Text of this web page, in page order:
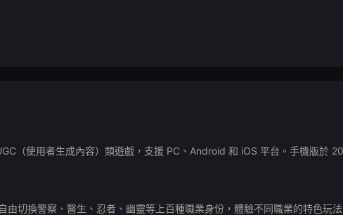
（使用者生成內容）類遊戲，支援 PC、Android 和 iOS 平台。手機版於
切換警察、醫生、忍者、幽靈等上百種職業身份，體驗不同職業的特色玩